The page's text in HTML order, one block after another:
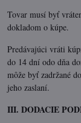
Tovar musí byť
dokladom o kúpe.
Predávajúci vráti
do 14 dní odo dňa
môže byť zadržané
jeho zaslaní.
III. DODACIE